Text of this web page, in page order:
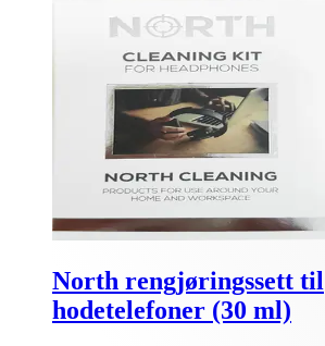
North rengjøringssett til
hodetelefoner (30 ml)